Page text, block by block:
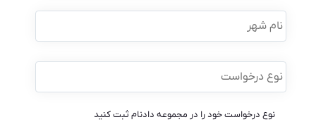
نام
شهر
نوع
درخواست *
نوع درخواست خود را در مجموعه دادنام ثبت کنید